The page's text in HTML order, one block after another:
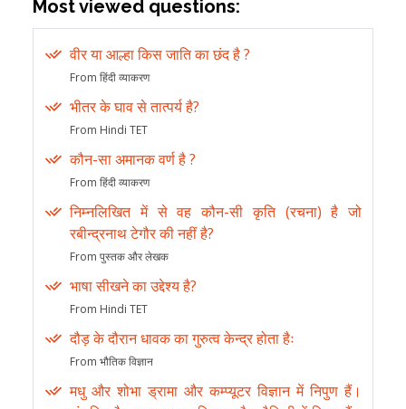
Most viewed questions:
वीर या आल्हा किस जाति का छंद है ?
From हिंदी व्याकरण
भीतर के घाव से तात्पर्य है?
From Hindi TET
कौन-सा अमानक वर्ण है ?
From हिंदी व्याकरण
निम्नलिखित में से वह कौन-सी कृति (रचना) है जो
रबीन्द्रनाथ टेगौर की नहीं है?
From पुस्तक और लेखक
भाषा सीखने का उद्देश्य है?
From Hindi TET
दौड़ के दौरान धावक का गुरुत्व केन्द्र होता हैः
From भौतिक विज्ञान
मधु और शोभा ड्रामा और कम्प्यूटर विज्ञान में निपुण हैं।